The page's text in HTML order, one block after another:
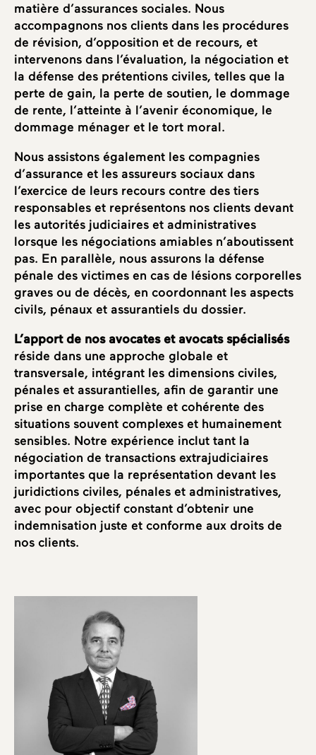
matière d’assurances sociales. Nous
accompagnons nos clients dans les procédures
de révision, d’opposition et de recours, et
intervenons dans l’évaluation, la négociation et
la défense des prétentions civiles, telles que la
perte de gain, la perte de soutien, le dommage
de rente, l’atteinte à l’avenir économique, le
dommage ménager et le tort moral.
Nous assistons également les compagnies
d’assurance et les assureurs sociaux dans
l’exercice de leurs recours contre des tiers
responsables et représentons nos clients devant
les autorités judiciaires et administratives
lorsque les négociations amiables n’aboutissent
pas. En parallèle, nous assurons la défense
pénale des victimes en cas de lésions corporelles
graves ou de décès, en coordonnant les aspects
civils, pénaux et assurantiels du dossier.
L’apport de nos avocates et avocats spécialisés
réside dans une approche globale et
transversale, intégrant les dimensions civiles,
pénales et assurantielles, afin de garantir une
prise en charge complète et cohérente des
situations souvent complexes et humainement
sensibles. Notre expérience inclut tant la
négociation de transactions extrajudiciaires
importantes que la représentation devant les
juridictions civiles, pénales et administratives,
avec pour objectif constant d’obtenir une
indemnisation juste et conforme aux droits de
nos clients.